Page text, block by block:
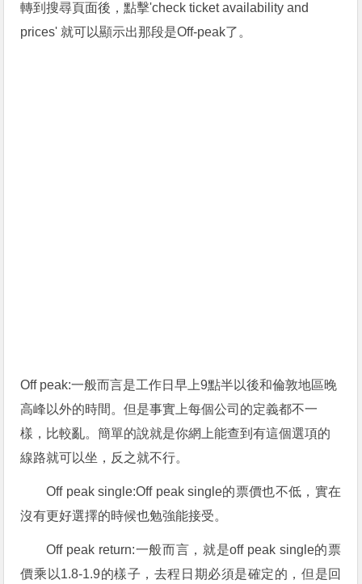
轉到搜尋頁面後，點擊'check ticket availability and
prices' 就可以顯示出那段是Off-peak了。
Off peak:一般而言是工作日早上9點半以後和倫敦地區晚
高峰以外的時間。但是事實上每個公司的定義都不一
樣，比較亂。簡單的說就是你網上能查到有這個選項的
線路就可以坐，反之就不行。
Off peak single:Off peak single的票價也不低，實在
沒有更好選擇的時候也勉強能接受。
Off peak return:一般而言，就是off peak single的票
價乘以1.8-1.9的樣子，去程日期必須是確定的，但是回